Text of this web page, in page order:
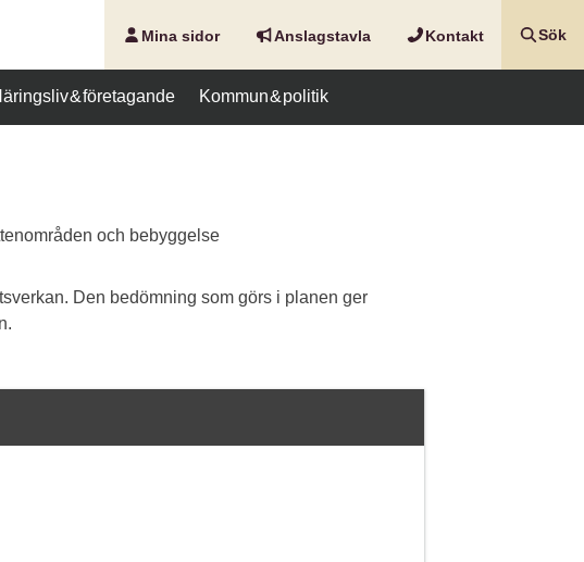
Mina sidor Anslags­tavla Kontakt Sök
& företagande Kommun & politik
och bebyggelse
Den bedömning som görs i planen ger